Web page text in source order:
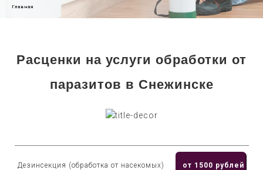
Главная
Расценки на услуги обработки от
паразитов в Снежинске
Дезинсекция (обработка от насекомых) от 1500 рублей